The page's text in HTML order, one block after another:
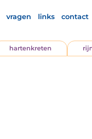
vragen links contact
hartenkreten